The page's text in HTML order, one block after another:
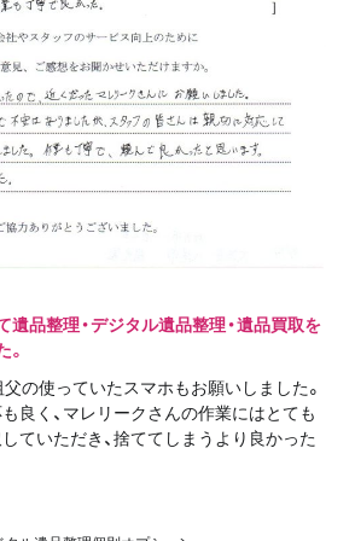
遺品整理・デジタル遺品整理・遺品買取を
の使っていたスマホもお願いしました。
良く、マレリークさんの作業にはとても
ていただき、捨ててしまうより良かった